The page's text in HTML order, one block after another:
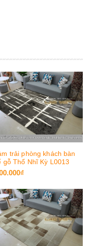
trải phòng khách bàn
gỗ Thổ Nhĩ Kỳ L0013